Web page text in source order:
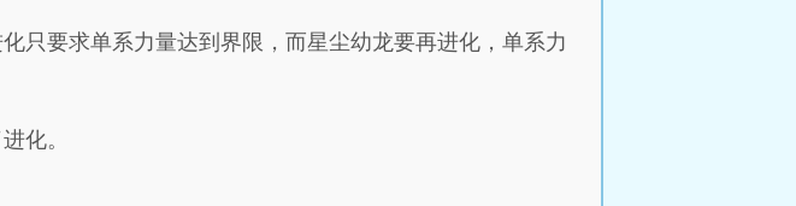
只要求单系力量达到界限，而星尘幼龙要再进化，单系力
化。